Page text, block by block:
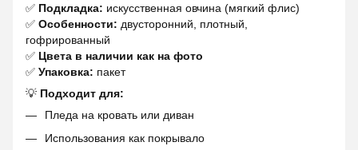
✅ Подкладка: искусственная овчина (мягкий флис)
✅ Особенности: двусторонний, плотный,
гофрированный
✅ Цвета в наличии как на фото
✅ Упаковка: пакет
💡 Подходит для:
Пледа на кровать или диван
Использования как покрывало